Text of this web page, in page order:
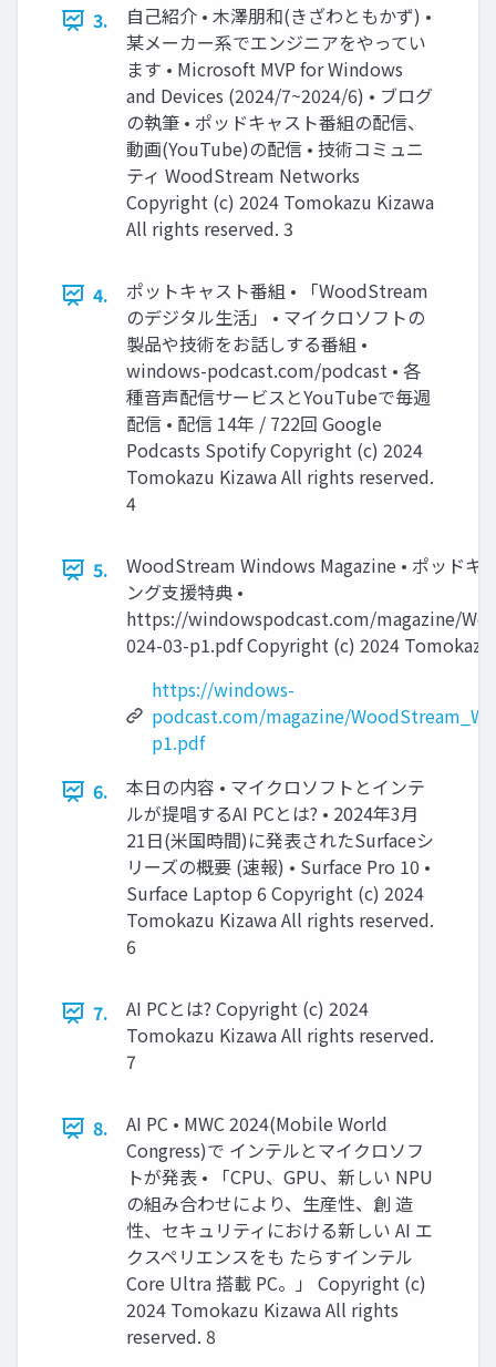
3.
自己紹介 • 木澤朋和(きざわともかず) •
某メーカー系でエンジニアをやってい
ます • Microsoft MVP for Windows
and Devices (2024/7~2024/6) • ブログ
の執筆 • ポッドキャスト番組の配信、
動画(YouTube)の配信 • 技術コミュニ
ティ WoodStream Networks
Copyright (c) 2024 Tomokazu Kizawa
All rights reserved. 3
4.
ポットキャスト番組 • 「WoodStream
のデジタル生活」 • マイクロソフトの
製品や技術をお話しする番組 •
windows-podcast.com/podcast • 各
種音声配信サービスとYouTubeで毎週
配信 • 配信 14年 / 722回 Google
Podcasts Spotify Copyright (c) 2024
Tomokazu Kizawa All rights reserved.
4
5.
WoodStream Windows Magazine • ポッドキ
ング支援特典 •
https://windowspodcast.com/magazine/
024-03-p1.pdf Copyright (c) 2024
https://windows-
podcast.com/magazine/
p1.pdf
6.
本日の内容 • マイクロソフトとインテ
ルが提唱するAI PCとは? • 2024年3月
21日(米国時間)に発表されたSurfaceシ
リーズの概要 (速報) • Surface Pro 10 •
Surface Laptop 6 Copyright (c) 2024
Tomokazu Kizawa All rights reserved.
6
7.
AI PCとは? Copyright (c) 2024
Tomokazu Kizawa All rights reserved.
7
8.
AI PC • MWC 2024(Mobile World
Congress)で インテルとマイクロソフ
トが発表 • 「CPU、GPU、新しい NPU
の組み合わせにより、生産性、創 造
性、セキュリティにおける新しい AI エ
クスペリエンスをも たらすインテル
Core Ultra 搭載 PC。」 Copyright (c)
2024 Tomokazu Kizawa All rights
reserved. 8